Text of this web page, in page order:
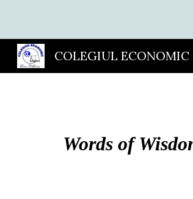
COLEGIUL ECONOMIC
Words of